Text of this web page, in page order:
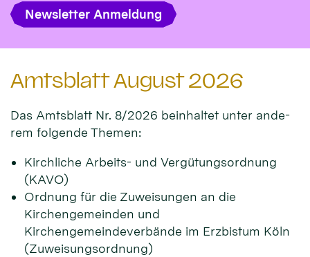
Newsletter Anmeldung
Amtsblatt August 2026
Das Amts­blatt Nr. 8/2026 beinhal­tet unter ande­
rem fol­gen­de Themen:
Kirchliche Arbeits- und Vergütungsordnung
(KAVO)
Ordnung für die Zuweisungen an die
Kirchengemeinden und
Kirchengemeindeverbände im Erzbistum Köln
(Zuweisungsordnung)